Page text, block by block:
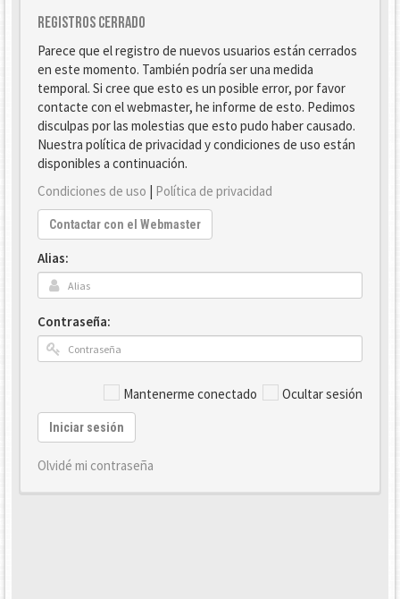
Registros cerrado
Parece que el registro de nuevos usuarios están cerrados
en este momento. También podría ser una medida
temporal. Si cree que esto es un posible error, por favor
contacte con el webmaster, he informe de esto. Pedimos
disculpas por las molestias que esto pudo haber causado.
Nuestra política de privacidad y condiciones de uso están
disponibles a continuación.
Condiciones de uso | Política de privacidad
Contactar con el Webmaster
Alias:
Contraseña:
Mantenerme conectado Ocultar sesión
Iniciar sesión
Olvidé mi contraseña